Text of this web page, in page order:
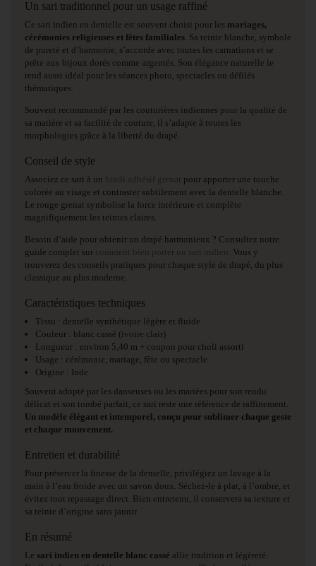
Un sari traditionnel pour un usage raffiné
Ce sari indien en dentelle est souvent choisi pour les mariages,
cérémonies religieuses et fêtes familiales . Sa teinte blanche, symbole
de pureté et d’harmonie, s’accorde avec toutes les carnations et se
prête aux bijoux dorés comme argentés. Son élégance naturelle le
rend aussi idéal pour les séances photo, spectacles ou défilés
thématiques.
Souvent recommandé par les couturières indiennes pour la qualité de
sa matière et sa facilité de couture, il s’adapte à toutes les
morphologies grâce à la liberté du drapé.
Conseil de style
Associez ce sari à un bindi adhésif grenat pour apporter une touche
colorée au visage et contraster subtilement avec la dentelle blanche.
Le rouge grenat symbolise la force intérieure et complète
magnifiquement les teintes claires.
Besoin d’aide pour obtenir un drapé harmonieux ? Consultez notre
guide complet sur
comment bien porter un sari indien
. Vous y
trouverez des conseils pratiques pour chaque style de drapé, du plus
classique au plus moderne.
Caractéristiques techniques
Tissu : dentelle synthétique légère et fluide
Couleur : blanc cassé (ivoire clair)
Longueur : environ 5,40 m + coupon pour choli assorti
Usage : cérémonie, mariage, fête ou spectacle
Origine : Inde
Souvent adopté par les danseuses ou les mariées pour son rendu
délicat et son tombé parfait, ce sari reste une référence de raffinement.
Un modèle élégant et intemporel, conçu pour sublimer chaque geste
et chaque mouvement.
Entretien et durabilité
Pour préserver la finesse de la dentelle, privilégiez un lavage à la
main à l’eau froide avec un savon doux. Séchez-le à plat, à l’ombre, et
évitez tout repassage direct. Bien entretenu, il conservera sa texture et
sa teinte d’origine sans jaunir.
En résumé
Le sari indien en dentelle blanc cassé allie tradition et légèreté.